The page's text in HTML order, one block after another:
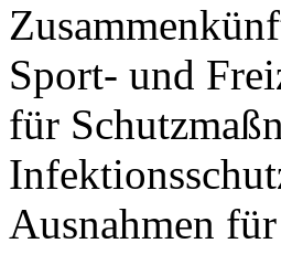
Sport- und
für
Ausnahmen